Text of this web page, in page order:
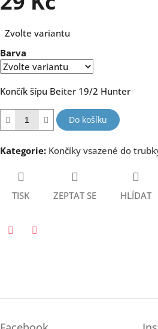
produktu
0,0
5
hvězdiček.
cena:
Zvolte variantu
Barva
Končík šípu Beiter 19/2 Hunter
Do košíku
Kategorie: Končíky vsazené do
TISK ZEPTAT SE HLÍDAT